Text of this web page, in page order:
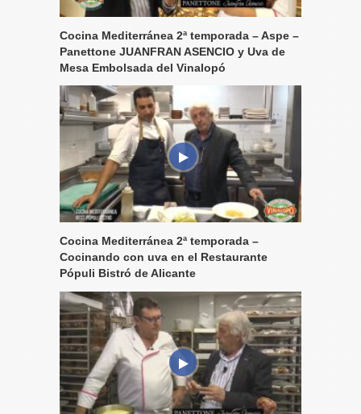
Cocina Mediterránea 2ª temporada – Aspe –
Panettone JUANFRAN ASENCIO y Uva de
Mesa Embolsada del Vinalopó
Cocina Mediterránea 2ª temporada –
Cocinando con uva en el Restaurante
Pópuli Bistró de Alicante